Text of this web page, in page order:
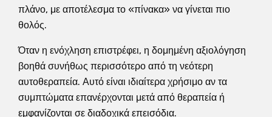
πλάνο, με αποτέλεσμα το «πίνακα» να γίνεται πιο
θολός.
Όταν η ενόχληση επιστρέφει, η δομημένη αξιολόγηση
βοηθά συνήθως περισσότερο από τη νεότερη
αυτοθεραπεία. Αυτό είναι ιδιαίτερα χρήσιμο αν τα
συμπτώματα επανέρχονται μετά από θεραπεία ή
εμφανίζονται σε διαδοχικά επεισόδια.